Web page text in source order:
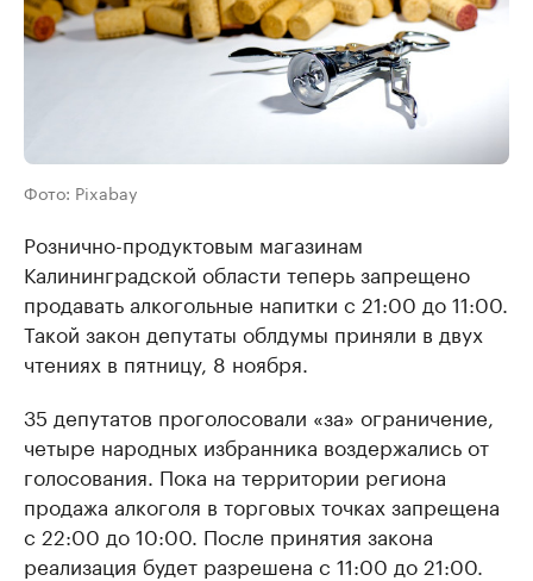
Фото: Pixabay
Рознично-продуктовым магазинам
Калининградской области теперь запрещено
продавать алкогольные напитки с 21:00 до 11:00.
Такой закон депутаты облдумы приняли в двух
чтениях в пятницу, 8 ноября.
35 депутатов проголосовали «за» ограничение,
четыре народных избранника воздержались от
голосования. Пока на территории региона
продажа алкоголя в торговых точках запрещена
с 22:00 до 10:00. После принятия закона
реализация будет разрешена с 11:00 до 21:00.